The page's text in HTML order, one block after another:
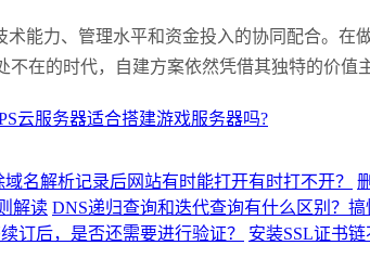
能力、管理水平和资金投入的协同配合。在
在的时代，自建方案依然凭借其独特的价值
云服务器适合搭建游戏服务器吗?
域名解析记录后网站有时能打开有时打不开？
解读 DNS递归查询和迭代查询有什么区别？
订后，是否还需要进行验证？
安装SSL证书